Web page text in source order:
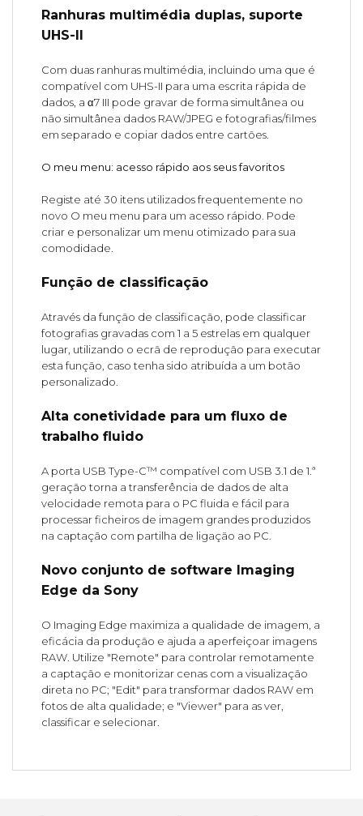
Ranhuras multimédia duplas, suporte
UHS-II
Com duas ranhuras multimédia, incluindo uma que é
compatível com UHS-II para uma escrita rápida de
dados, a α7 III pode gravar de forma simultânea ou
não simultânea dados RAW/JPEG e fotografias/filmes
em separado e copiar dados entre cartões.
O meu menu: acesso rápido aos seus favoritos
Registe até 30 itens utilizados frequentemente no
novo O meu menu para um acesso rápido. Pode
criar e personalizar um menu otimizado para sua
comodidade.
Função de classificação
Através da função de classificação, pode classificar
fotografias gravadas com 1 a 5 estrelas em qualquer
lugar, utilizando o ecrã de reprodução para executar
esta função, caso tenha sido atribuída a um botão
personalizado.
Alta conetividade para um fluxo de
trabalho fluido
A porta USB Type-C™ compatível com USB 3.1 de 1.ª
geração torna a transferência de dados de alta
velocidade remota para o PC fluida e fácil para
processar ficheiros de imagem grandes produzidos
na captação com partilha de ligação ao PC.
Novo conjunto de software Imaging
Edge da Sony
O Imaging Edge maximiza a qualidade de imagem, a
eficácia da produção e ajuda a aperfeiçoar imagens
RAW. Utilize "Remote" para controlar remotamente
a captação e monitorizar cenas com a visualização
direta no PC; "Edit" para transformar dados RAW em
fotos de alta qualidade; e "Viewer" para as ver,
classificar e selecionar.